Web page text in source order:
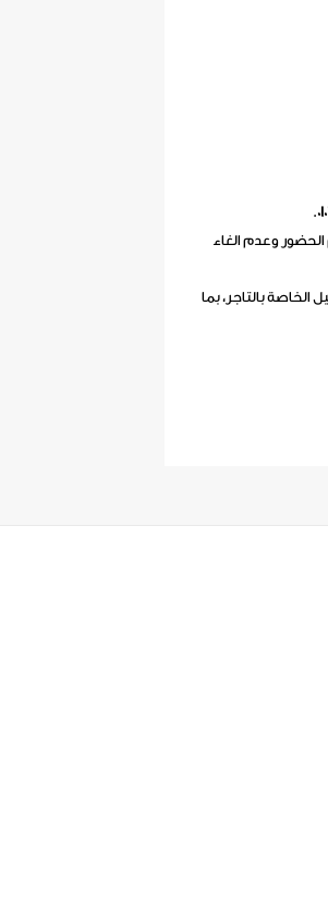
.
وفي حالة عدم الحضور وعدم الغاء
الخاصة بالتاجر، بما